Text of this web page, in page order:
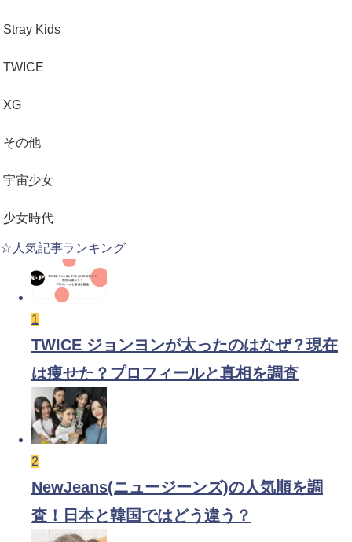
Stray Kids
TWICE
XG
その他
宇宙少女
少女時代
☆人気記事ランキング
1
TWICE ジョンヨンが太ったのはなぜ？現在
は痩せた？プロフィールと真相を調査
2
NewJeans(ニュージーンズ)の人気順を調
査！日本と韓国ではどう違う？